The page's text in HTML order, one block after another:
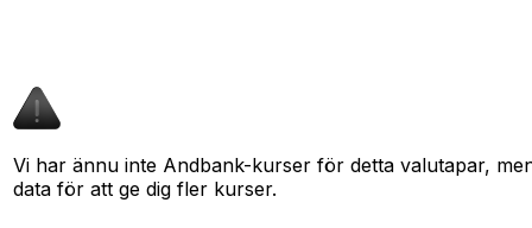
Vi har ännu inte Andbank-kurser för detta valutapar,
data för att ge dig fler kurser.